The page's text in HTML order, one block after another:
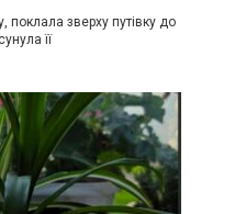
поклала зверху путівку до
її